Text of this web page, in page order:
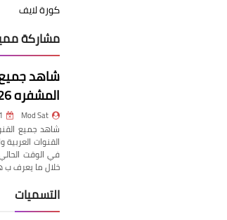
كورة لايف
مشاركة
شاهد جميع
المشفره 2026
Mod Sat
21
القنوات
في الوقت
خلال ما يعرف ب
التسميات